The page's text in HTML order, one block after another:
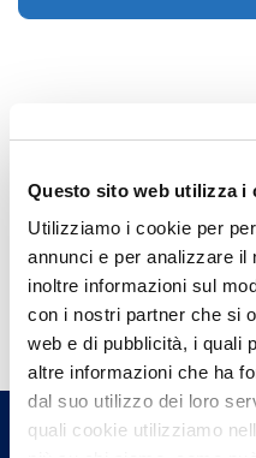
Questo sito web utilizza i
Utilizziamo i cookie per
annunci e per analizzare il
inoltre informazioni sul
con i nostri partner che si
web e di pubblicità, i quali
altre informazioni che ha
dal suo utilizzo dei loro
quali cookie utilizziamo
Hai bisogno
Trova l'Agenzia
un nostro Agente.